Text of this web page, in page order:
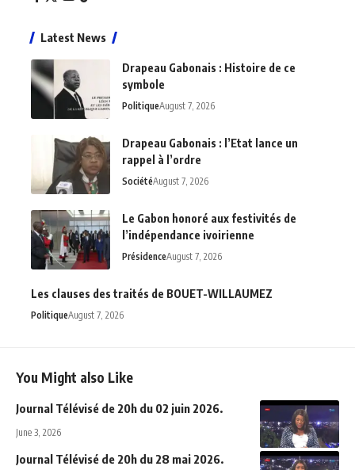
Latest News
Drapeau Gabonais : Histoire de ce
symbole
PolitiqueAugust 7, 2026
Drapeau Gabonais : l’Etat lance un
rappel à l’ordre
SociétéAugust 7, 2026
Le Gabon honoré aux festivités de
l’indépendance ivoirienne
PrésidenceAugust 7, 2026
Les clauses des traités de BOUET-WILLAUMEZ
PolitiqueAugust 7, 2026
You Might also Like
Journal Télévisé de 20h du 02 juin 2026.
June 3, 2026
Journal Télévisé de 20h du 28 mai 2026.